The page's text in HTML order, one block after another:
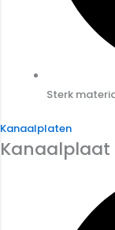
Sterk
Kanaalplaten
Kanaalplaat